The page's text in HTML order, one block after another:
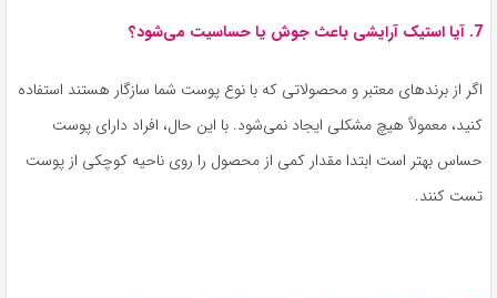
7. آیا استیک آرایشی باعث جوش یا حساسیت می‌شود؟
اگر از برندهای معتبر و محصولاتی که با نوع پوست شما سازگار هستند استفاده
کنید، معمولاً هیچ مشکلی ایجاد نمی‌شود. با این حال، افراد دارای پوست
حساس بهتر است ابتدا مقدار کمی از محصول را روی ناحیه کوچکی از پوست
تست کنند.